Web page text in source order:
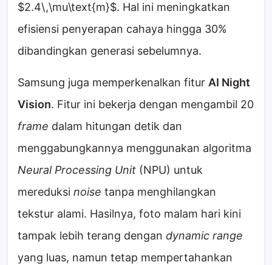
$2.4\,\mu\text{m}$. Hal ini meningkatkan
efisiensi penyerapan cahaya hingga 30%
dibandingkan generasi sebelumnya.
Samsung juga memperkenalkan fitur AI Night
Vision. Fitur ini bekerja dengan mengambil 20
frame dalam hitungan detik dan
menggabungkannya menggunakan algoritma
Neural Processing Unit (NPU) untuk
mereduksi noise tanpa menghilangkan
tekstur alami. Hasilnya, foto malam hari kini
tampak lebih terang dengan dynamic range
yang luas, namun tetap mempertahankan